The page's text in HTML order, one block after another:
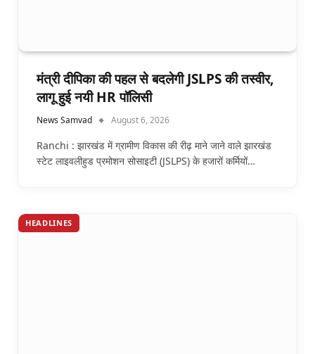
मंत्री दीपिका की पहल से बदलेगी JSLPS की तस्वीर,
लागू हुई नयी HR पॉलिसी
News Samvad August 6, 2026
Ranchi : झारखंड में ग्रामीण विकास की रीढ़ माने जाने वाले झारखंड
स्टेट लाइवलीहुड प्रमोशन सोसाइटी (JSLPS) के हजारों कर्मियों…
HEADLINES